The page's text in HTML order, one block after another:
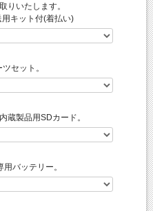
りいたします。
キット付(着払い)
セット。
蔵製品用SDカード。
バッテリー。